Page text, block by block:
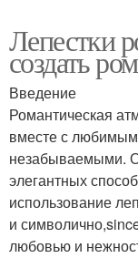
Лепестки
создать
Введение
Романтическая
вместе с
незабываемыми.
элегантных
использование
и
любовью и